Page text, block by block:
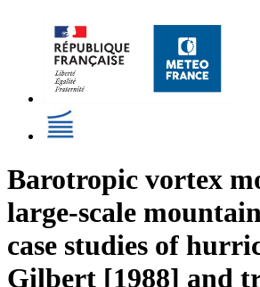
Barotropic vortex
large-scale
case studies of
Gilbert [1988] and